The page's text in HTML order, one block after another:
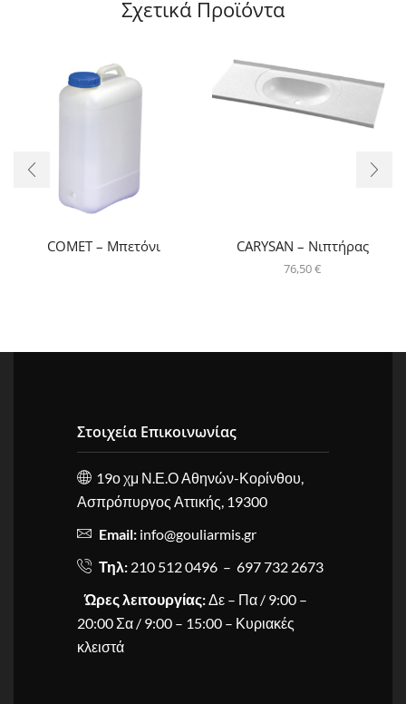
Σχετικά Προϊόντα
COMET – Μπετόνι CARYSAN – Νιπτήρας
76,50€
Στοιχεία Επικοινωνίας
19ο χμ Ν.Ε.Ο Αθηνών-Κορίνθου,
Ασπρόπυργος Αττικής, 19300
Email: info@gouliarmis.gr
Τηλ: 210 512 0496 – 697 732 2673
Ώρες λειτουργίας:Δε – Πα / 9:00 –
20:00 Σα / 9:00 – 15:00 – Κυριακές
κλειστά